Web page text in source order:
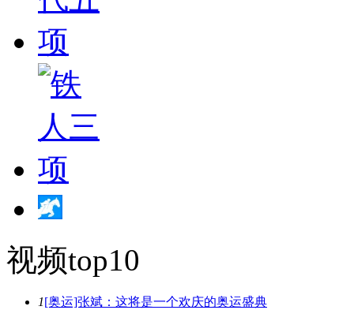
视频top10
1[奥运]张斌：这将是一个欢庆的奥运盛典